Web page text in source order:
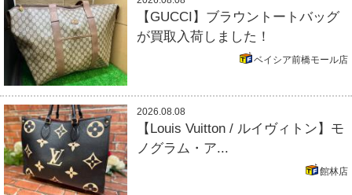
【GUCCI】ブラウントートバッグ
が買取入荷しました！
ベイシア前橋モール店
2026.08.08
【Louis Vuitton / ルイヴィトン】モ
ノグラム・ア...
館林店